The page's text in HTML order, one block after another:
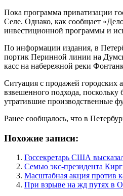
Пока программа приватизации
Селе. Однако, как сообщает
инвестиционной программы и
По информации издания, в
портик Перинной линии на
касс на набережной реки
Ситуация с продажей городских
взвешенного подхода,
утратившие производственные
Ранее сообщалось, что в
Похожие записи:
Госсекретарь США
Семью экс-президента
Масштабная акция против
При взрыве на жд путях в